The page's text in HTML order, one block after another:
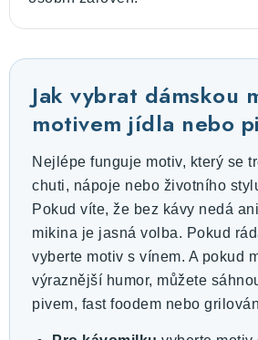
Jak vybrat dámskou
motivem jídla nebo
Nejlépe funguje motiv, který se
chuti, nápoje nebo životního
Pokud víte, že bez kávy nedá
mikina je jasná volba. Pokud
vyberte motiv s vínem. A pokud
výraznější humor, můžete
pivem, fast foodem nebo